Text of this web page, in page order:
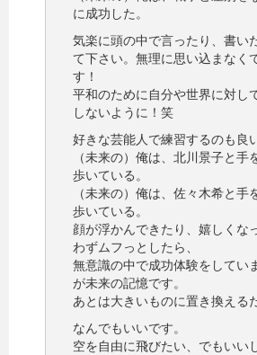
に成功した。
気楽に頭の中で言ったり、書い
て下さい。無理に思い込まなく
す！
平和のために自分や世界に対し
しないように！笑
好きな芸能人で練習するのも良
（未来の）俺は、北川景子と手
歩いている。
（未来の）俺は、佐々木希と手
歩いている。
顔が浮かんできたり、嬉しくな
わずムフっとしたら、
無意識の中で成功体験をしてい
が未来の記憶です。
あとは大きいものに置き換える
なんでもいいです。
空を自由に飛びたい、でもいい